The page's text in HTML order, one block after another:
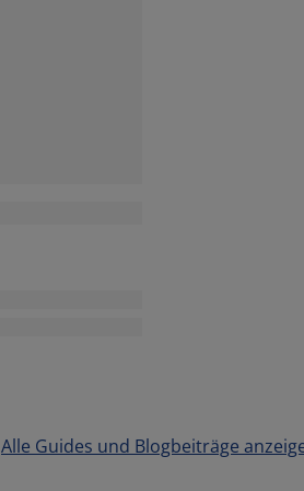
Alle Guides und Blogbeiträge